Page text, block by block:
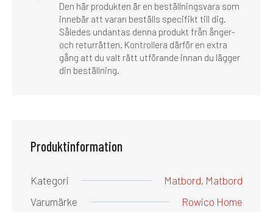
Den här produkten är en beställningsvara som
innebär att varan beställs specifikt till dig.
Således undantas denna produkt från ånger-
och returrätten. Kontrollera därför en extra
gång att du valt rätt utförande innan du lägger
din beställning.
Produktinformation
Kategori Matbord, Matbord
Varumärke
Rowico Home